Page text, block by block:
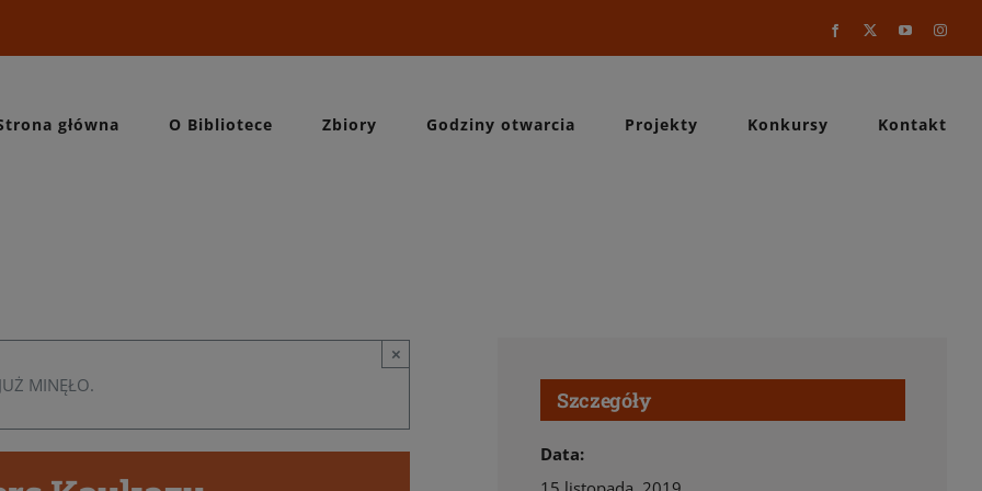
Facebook YouTube
główna O Bibliotece Zbiory Godziny otwarcia Projekty Konkursy Kontakt
MINĘŁO.
×
Szczegóły
Data: